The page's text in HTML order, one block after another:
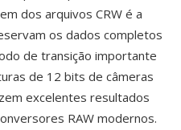
dos arquivos CRW é a
os dados completos
de transição importante
de 12 bits de câmeras
excelentes resultados
RAW modernos.